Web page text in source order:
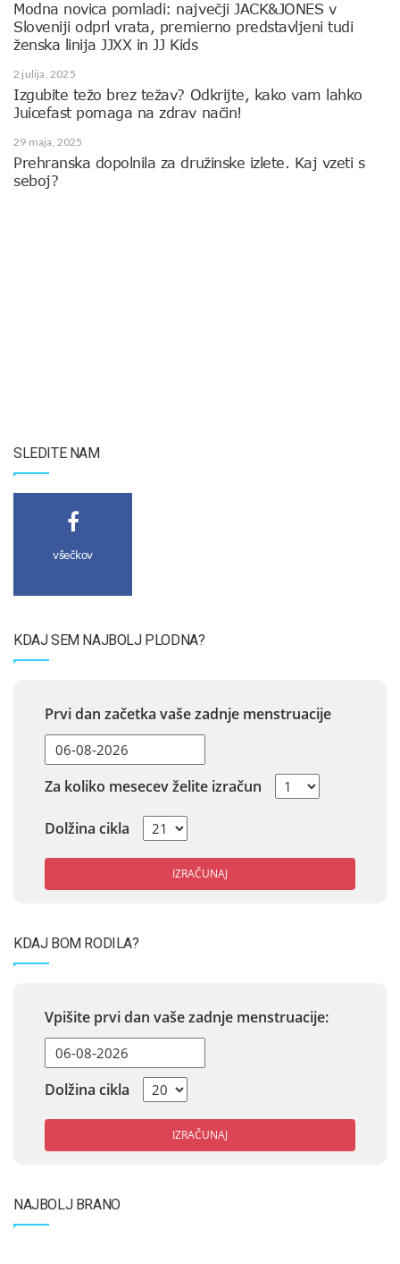
Modna novica pomladi: največji JACK&JONES v
Sloveniji odprl vrata, premierno predstavljeni tudi
ženska linija JJXX in JJ Kids
2 julija, 2025
Izgubite težo brez težav? Odkrijte, kako vam lahko
Juicefast pomaga na zdrav način!
29 maja, 2025
Prehranska dopolnila za družinske izlete. Kaj vzeti s
seboj?
SLEDITE NAM
všečkov
KDAJ SEM NAJBOLJ PLODNA?
Prvi dan začetka vaše zadnje menstruacije
Za koliko mesecev želite izračun
Dolžina cikla
IZRAČUNAJ
KDAJ BOM RODILA?
Vpišite prvi dan vaše zadnje menstruacije:
Dolžina cikla
IZRAČUNAJ
NAJBOLJ BRANO